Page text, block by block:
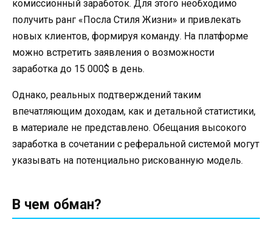
комиссионный заработок. Для этого необходимо
получить ранг «Посла Стиля Жизни» и привлекать
новых клиентов, формируя команду. На платформе
можно встретить заявления о возможности
заработка до 15 000$ в день.
Однако, реальных подтверждений таким
впечатляющим доходам, как и детальной статистики,
в материале не представлено. Обещания высокого
заработка в сочетании с реферальной системой могут
указывать на потенциально рискованную модель.
В чем обман?